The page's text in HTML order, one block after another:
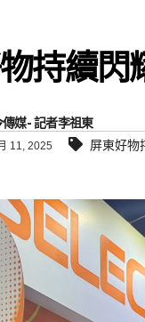
持續閃
傳媒- 記者李祖東
11, 2025 屏東好物